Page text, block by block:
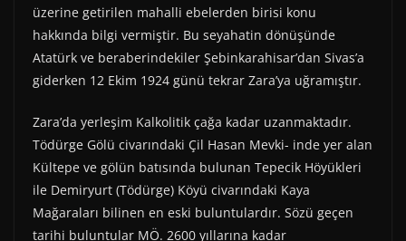
üzerine getirilen mahalli ebelerden birisi konu
hakkında bilgi vermiştir. Bu seyahatin dönüşünde
Atatürk ve beraberindekiler Şebinkarahisar’dan Sivas’a
giderken 12 Ekim 1924 günü tekrar Zara’ya uğramıştır.
Zara’da yerleşim Kalkolitik çağa kadar uzanmaktadır.
Tödürge Gölü civarındaki Çil Hasan Mevki- inde yer alan
Kültepe ve gölün batısında bulunan Tepecik Höyükleri
ile Demiryurt (Tödürge) Köyü civarındaki Kaya
Mağaraları bilinen en eski buluntulardır. Sözü geçen
tarihi buluntular MÖ. 2600 yıllarına kadar